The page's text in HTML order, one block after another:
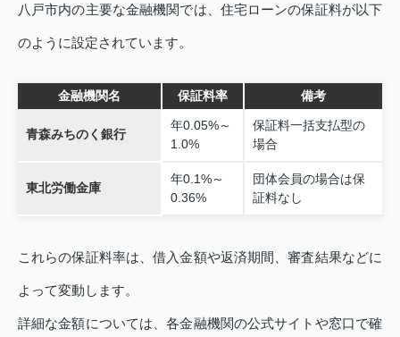
八戸市内の主要な金融機関では、住宅ローンの保証料が以下
のように設定されています。
金融機関名 保証料率 備考
青森みちのく銀行
年0.05%～
1.0%
保証料一括支払型の
場合
東北労働金庫
年0.1%～
0.36%
団体会員の場合は保
証料なし
これらの保証料率は、借入金額や返済期間、審査結果などに
よって変動します。
詳細な金額については、各金融機関の公式サイトや窓口で確